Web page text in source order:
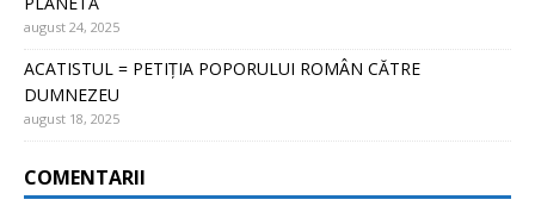
august 24, 2025
ACATISTUL = PETIȚIA POPORULUI ROMÂN CĂTRE
DUMNEZEU
august 18, 2025
COMENTARII